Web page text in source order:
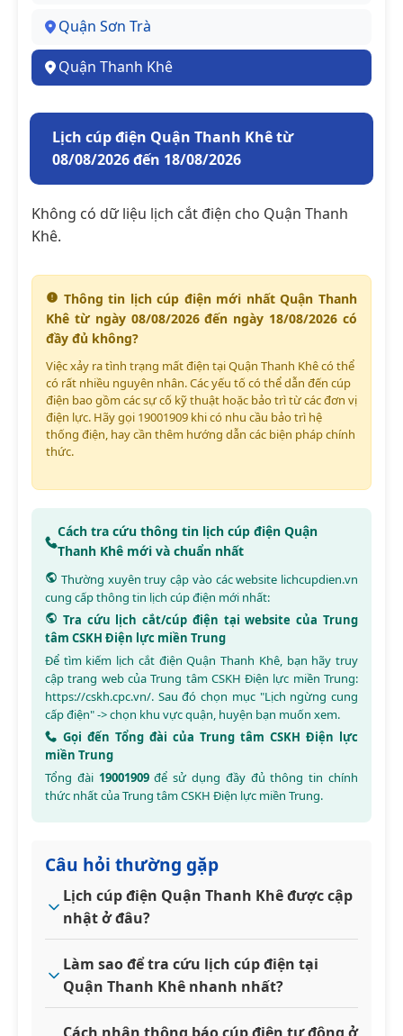
Quận Sơn Trà
Quận Thanh Khê
Lịch cúp điện Quận Thanh Khê từ
08/08/2026 đến 18/08/2026
Không có dữ liệu lịch cắt điện cho Quận Thanh
Khê.
Thông tin lịch cúp điện mới nhất Quận Thanh
Khê từ ngày 08/08/2026 đến ngày 18/08/2026 có
đầy đủ không?
Việc xảy ra tình trạng mất điện tại Quận Thanh Khê có thể
có rất nhiều nguyên nhân. Các yếu tố có thể dẫn đến cúp
điện bao gồm các sự cố kỹ thuật hoặc bảo trì từ các đơn vị
điện lực. Hãy gọi 19001909 khi có nhu cầu bảo trì hệ
thống điện, hay cần thêm hướng dẫn các biện pháp chính
thức.
Cách tra cứu thông tin lịch cúp điện Quận
Thanh Khê mới và chuẩn nhất
Thường xuyên truy cập vào các website lichcupdien.vn
cung cấp thông tin lịch cúp điện mới nhất:
Tra cứu lịch cắt/cúp điện tại website của Trung
tâm CSKH Điện lực miền Trung
Để tìm kiếm lịch cắt điện Quận Thanh Khê, bạn hãy truy
cập trang web của Trung tâm CSKH Điện lực miền Trung:
https://cskh.cpc.vn/. Sau đó chọn mục "Lịch ngừng cung
cấp điện" -> chọn khu vực quận, huyện bạn muốn xem.
Gọi đến Tổng đài của Trung tâm CSKH Điện lực
miền Trung
Tổng đài 19001909để sử dụng đầy đủ thông tin chính
thức nhất của Trung tâm CSKH Điện lực miền Trung.
Câu hỏi thường gặp
Lịch cúp điện Quận Thanh Khê được cập
nhật ở đâu?
Làm sao để tra cứu lịch cúp điện tại
Quận Thanh Khê nhanh nhất?